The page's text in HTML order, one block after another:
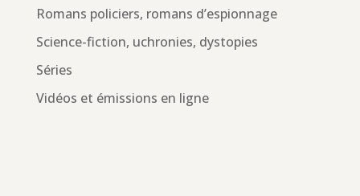
Romans policiers, romans d’espionnage
Science-fiction, uchronies, dystopies
Séries
Vidéos et émissions en ligne